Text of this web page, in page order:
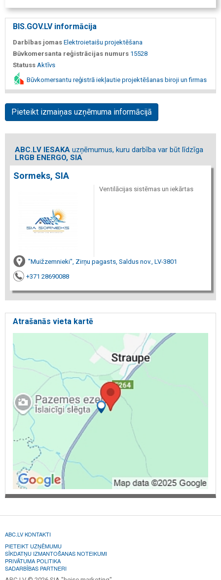
BIS.GOV.LV informācija
Darbības jomas Elektroietaišu projektēšana
Būvkomersanta reģistrācijas numurs 15528
Statuss Aktīvs
Būvkomersantu reģistrā iekļautie projektēšanas biroji un firmas
Pieteikt izmaiņas uzņēmuma informācijā
ABC.LV IESAKA uzņēmumus, kuru darbība var būt līdzīga
LRGB ENERGO, SIA
Sormeks, SIA
Ventilācijas sistēmas un iekārtas
"Muižzemnieki", Zirņu pagasts, Saldus nov., LV-3801
+371 28690088
Atrašanās vieta kartē
ABC.LV KONTAKTI
PIETEIKT UZŅĒMUMU
SĪKDATŅU IZMANTOŠANAS NOTEIKUMI
PRIVĀTUMA POLITIKA
SADARBĪBAS PARTNERI